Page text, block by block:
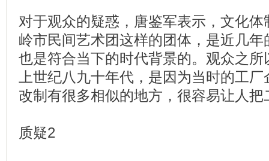
对于观众的疑惑，唐鉴军表示，文化
岭市民间艺术团这样的团体，是近几
也是符合当下的时代背景的。观众之
上世纪八九十年代，是因为当时的工
改制有很多相似的地方，很容易让人把
质疑2